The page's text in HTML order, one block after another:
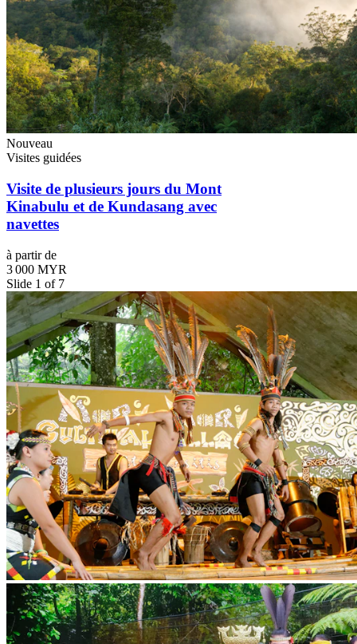
Nouveau
Visites guidées
Visite de plusieurs jours du Mont
Kinabulu et de Kundasang avec
navettes
à partir de
3 000 MYR
Slide 1 of 7